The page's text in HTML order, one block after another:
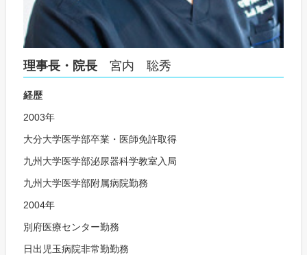
理事長・院長宮内 聡秀
経歴
2003年
大分大学医学部卒業・医師免許取得
九州大学医学部泌尿器科学教室入局
九州大学医学部附属病院勤務
2004年
別府医療センター勤務
日出児玉病院非常勤勤務